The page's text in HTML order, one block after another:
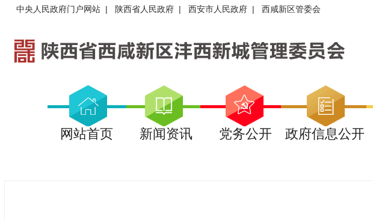
中央人民政府门户网站 | 陕西省人民政府 | 西安市人民政府 | 西咸新区管委会
网站首页 新闻资讯 党务公开 政府信息公开